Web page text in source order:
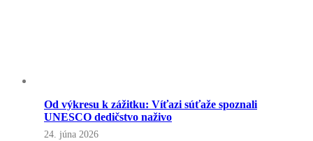
Od výkresu k zážitku: Víťazi súťaže spoznali
UNESCO dedičstvo naživo
24. júna 2026